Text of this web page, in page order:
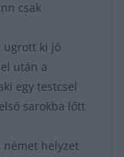
csak
ugrott ki jó
után a
egy testcsel
sarokba lőtt
német helyzet